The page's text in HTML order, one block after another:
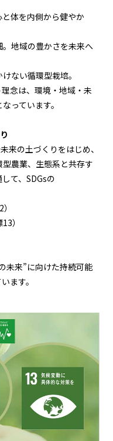
体を内側から健やか
。地域の豊かさを未来へ
ない循環型栽培。
念は、環境・地域・未
っています。
来の土づくりをはじめ、
農業、生態系と共存す
て、SDGsの
）
未来”に向けた持続可能
ます。